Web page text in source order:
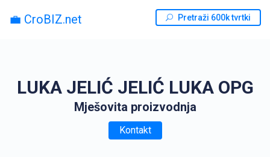
💼 CroBIZ.net Pretraži 600k tvrtki
LUKA JELIĆ JELIĆ LUKA OPG
Mješovita proizvodnja
Kontakt